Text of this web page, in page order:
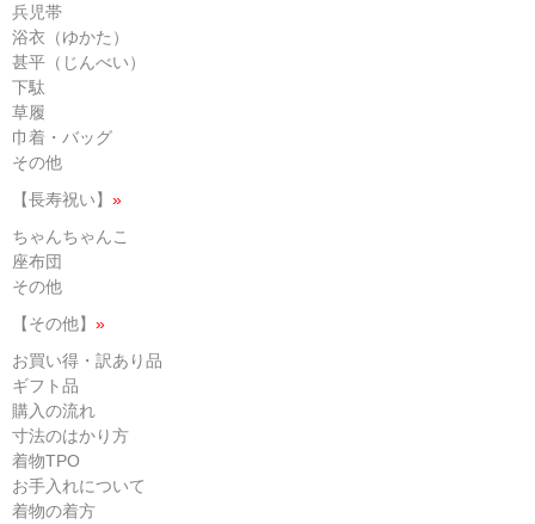
兵児帯
浴衣（ゆかた）
甚平（じんべい）
下駄
草履
巾着・バッグ
その他
【長寿祝い】 »
ちゃんちゃんこ
座布団
その他
【その他】 »
お買い得・訳あり品
ギフト品
購入の流れ
寸法のはかり方
着物TPO
お手入れについて
着物の着方